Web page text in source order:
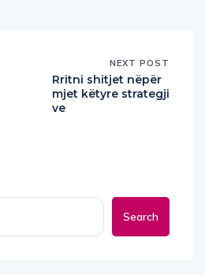
NEXT POST
Rritni shitjet nëpër
mjet këtyre strategji
ve
Search